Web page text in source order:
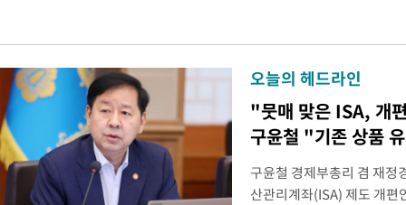
오늘의 헤드라인
"뭇매 맞은 ISA, 개
구윤철 "기존 상품
구윤철 경제부총리 겸 재
산관리계좌(ISA) 제도 개편